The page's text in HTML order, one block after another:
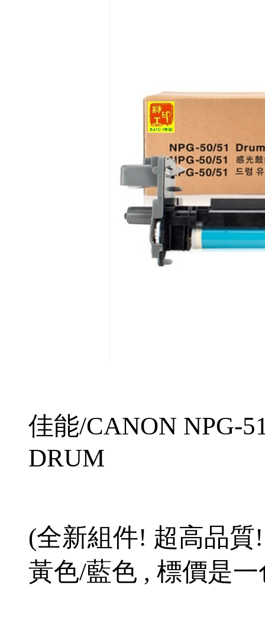
佳能/CANON NPG-
DRUM
(全新組件! 超高品質
黃色/藍色 , 標價是